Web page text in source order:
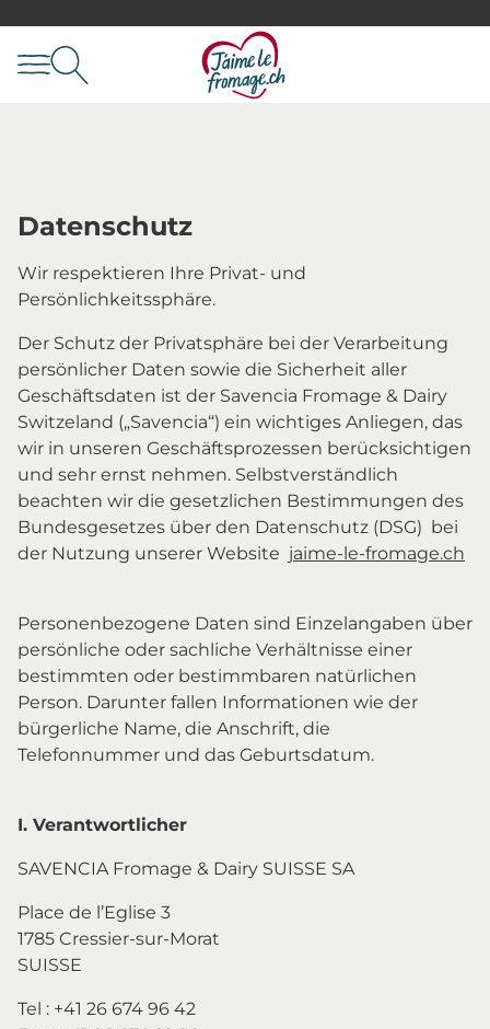
Datenschutz
Wir respektieren Ihre Privat- und
Persönlichkeitssphäre.
Der Schutz der Privatsphäre bei der Verarbeitung
persönlicher Daten sowie die Sicherheit aller
Geschäftsdaten ist der Savencia Fromage & Dairy
Switzeland („Savencia“) ein wichtiges Anliegen, das
wir in unseren Geschäftsprozessen berücksichtigen
und sehr ernst nehmen. Selbstverständlich
beachten wir die gesetzlichen Bestimmungen des
Bundesgesetzes über den Datenschutz (DSG) bei
der Nutzung unserer Website jaime-le-fromage.ch
Personenbezogene Daten sind Einzelangaben über
persönliche oder sachliche Verhältnisse einer
bestimmten oder bestimmbaren natürlichen
Person. Darunter fallen Informationen wie der
bürgerliche Name, die Anschrift, die
Telefonnummer und das Geburtsdatum.
I. Verantwortlicher
SAVENCIA Fromage & Dairy SUISSE SA
Place de l’Eglise 3
1785 Cressier-sur-Morat
SUISSE
Tel : +41 26 674 96 42